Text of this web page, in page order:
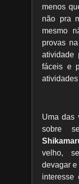
menos
não pra
mesmo
provas
atividade
fáceis e
Uma das
sobre
velho,
devagar